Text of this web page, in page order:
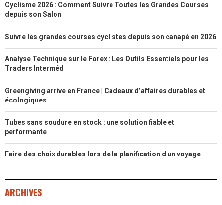
Cyclisme 2026 : Comment Suivre Toutes les Grandes Courses
depuis son Salon
Suivre les grandes courses cyclistes depuis son canapé en 2026
Analyse Technique sur le Forex : Les Outils Essentiels pour les
Traders Interméd
Greengiving arrive en France | Cadeaux d’affaires durables et
écologiques
Tubes sans soudure en stock : une solution fiable et
performante
Faire des choix durables lors de la planification d'un voyage
ARCHIVES